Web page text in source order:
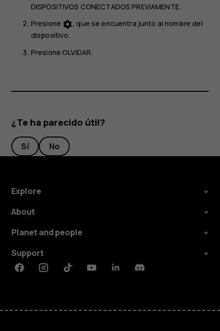
DISPOSITIVOS CONECTADOS PREVIAMENTE.
Presione settings, que se encuentra junto al nombre del
dispositivo.
PresioneOLVIDAR.
¿Te ha parecido útil?
Sí No
Explore
About
Planet and people
Support
FacebookInstagramTiktokYoutubeLinkedinDiscord